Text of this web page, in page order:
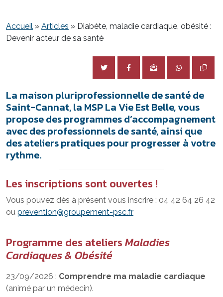
Accueil » Articles » Diabète, maladie cardiaque, obésité :
Devenir acteur de sa santé
La maison pluriprofessionnelle de santé de
Saint-Cannat, la MSP La Vie Est Belle, vous
propose des programmes d’accompagnement
avec des professionnels de santé, ainsi que
des ateliers pratiques pour progresser à votre
rythme.
Les inscriptions sont ouvertes !
Vous pouvez dès à présent vous inscrire : 04 42 64 26 42
ou prevention@groupement-psc.fr
Programme des ateliersMaladies
Cardiaques & Obésité
23/09/2026 : Comprendre ma maladie cardiaque
(animé par un médecin).